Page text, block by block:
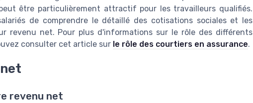
être particulièrement attractif pour les travailleurs qualifiés.
de comprendre le détaillé des cotisations sociales et les
revenu net. Pour plus d'informations sur le rôle des différents
consulter cet article sur le rôle des courtiers en assurance.
revenu net